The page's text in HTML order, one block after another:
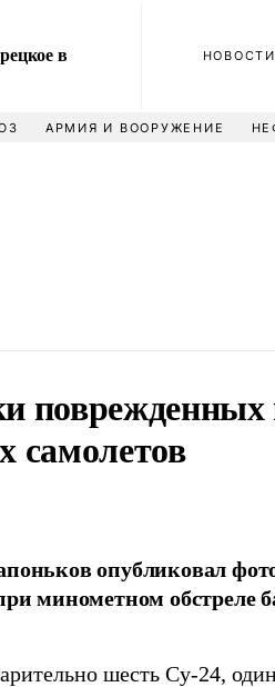
в
НОВОСТИ
АРМИЯ И ВООРУЖЕНИЕ
поврежденных
самолетов
опубликовал
минометном обстреле
шесть Су-24,